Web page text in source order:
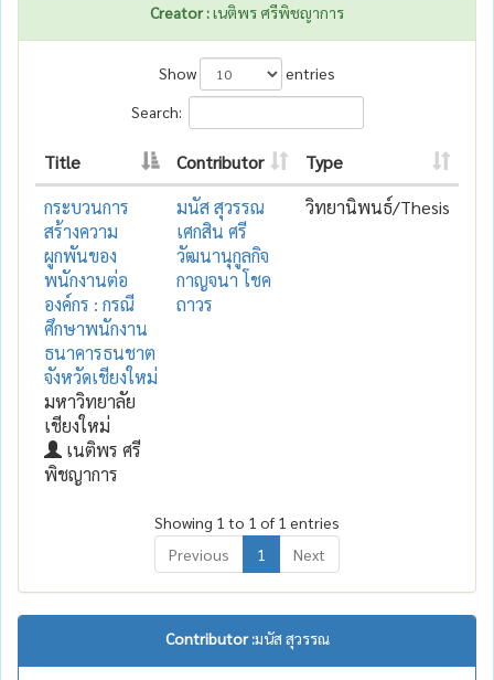
Creator :เนติพร ศรีพิชญาการ
Show
entries
Search:
Title Contributor
Type
กระบวนการ
สร้างความ
ผูกพันของ
พนักงานต่อ
องค์กร : กรณี
ศึกษาพนักงาน
ธนาคารธนชาต
จังหวัดเชียงใหม่
มหาวิทยาลัย
เชียงใหม่
เนติพร ศรี
พิชญาการ
มนัส สุวรรณ
เศกสิน ศรี
วัฒนานุกูลกิจ
กาญจนา โชค
ถาวร
วิทยานิพนธ์/Thesis
Showing 1 to 1 of 1 entries
Previous
1 Next
Contributor :มนัส สุวรรณ